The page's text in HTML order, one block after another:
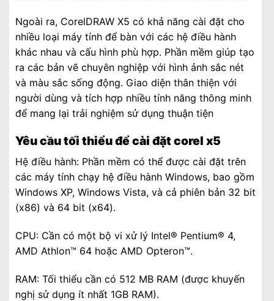
Ngoài ra, CorelDRAW X5 có khả năng cài đặt cho
nhiều loại máy tính để bàn với các hệ điều hành
khác nhau và cấu hình phù hợp. Phần mềm giúp tạo
ra các bản vẽ chuyên nghiệp với hình ảnh sắc nét
và màu sắc sống động. Giao diện thân thiện với
người dùng và tích hợp nhiều tính năng thông minh
để mang lại trải nghiệm sử dụng thuận tiện
Yêu cầu tối thiểu để cài đặt corel x5
Hệ điều hành: Phần mềm có thể được cài đặt trên
các máy tính chạy hệ điều hành Windows, bao gồm
Windows XP, Windows Vista, và cả phiên bản 32 bit
(x86) và 64 bit (x64).
CPU: Cần có một bộ vi xử lý Intel® Pentium® 4,
AMD Athlon™ 64 hoặc AMD Opteron™.
RAM: Tối thiểu cần có 512 MB RAM (được khuyến
nghị sử dụng ít nhất 1GB RAM).